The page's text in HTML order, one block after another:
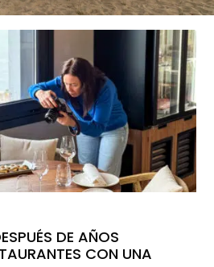
DE AÑOS
CON UNA